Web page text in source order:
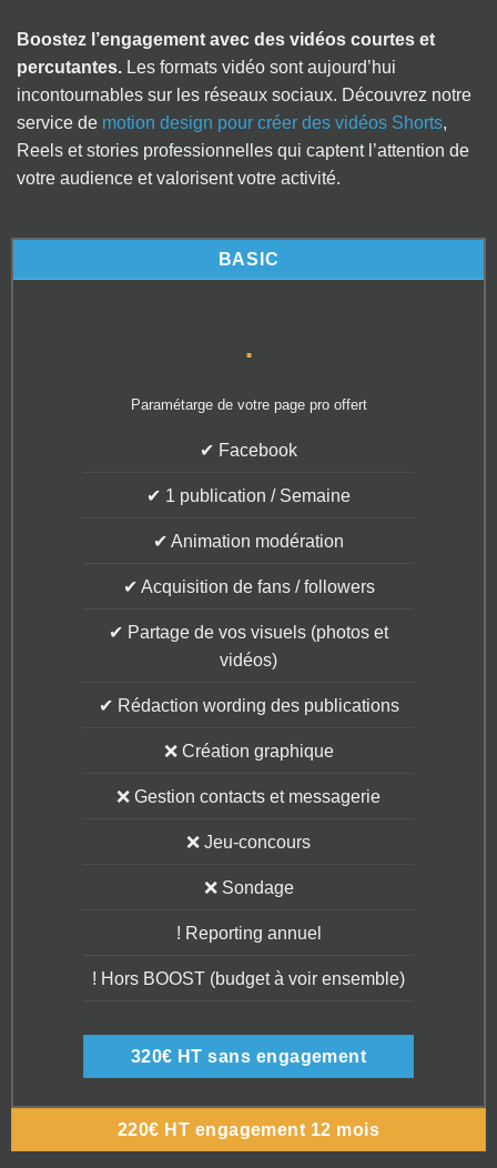
Boostez l’engagement avec des vidéos courtes et
percutantes. Les formats vidéo sont aujourd’hui
incontournables sur les réseaux sociaux. Découvrez notre
service de motion design pour créer des vidéos Shorts,
Reels et stories professionnelles qui captent l’attention de
votre audience et valorisent votre activité.
BASIC
.
Paramétarge de votre page pro offert
✔ Facebook
✔ 1 publication / Semaine
✔ Animation modération
✔ Acquisition de fans / followers
✔ Partage de vos visuels (photos et
vidéos)
✔ Rédaction wording des publications
❌ Création graphique
❌ Gestion contacts et messagerie
❌ Jeu-concours
❌ Sondage
! Reporting annuel
! Hors BOOST (budget à voir ensemble)
320€ HT sans engagement
220€ HT engagement 12 mois